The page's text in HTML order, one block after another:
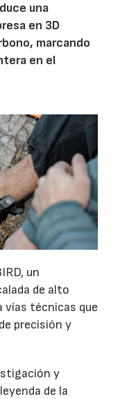
una
en 3D
marcando
en el
un
de alto
vías técnicas que
precisión y
y
de la